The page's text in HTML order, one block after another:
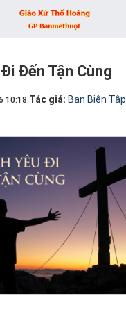
Đến Tận Cùng
10:18 Tác giả: Ban Biên Tập